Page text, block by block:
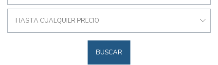
HASTA CUALQUIER PRECIO
BUSCAR